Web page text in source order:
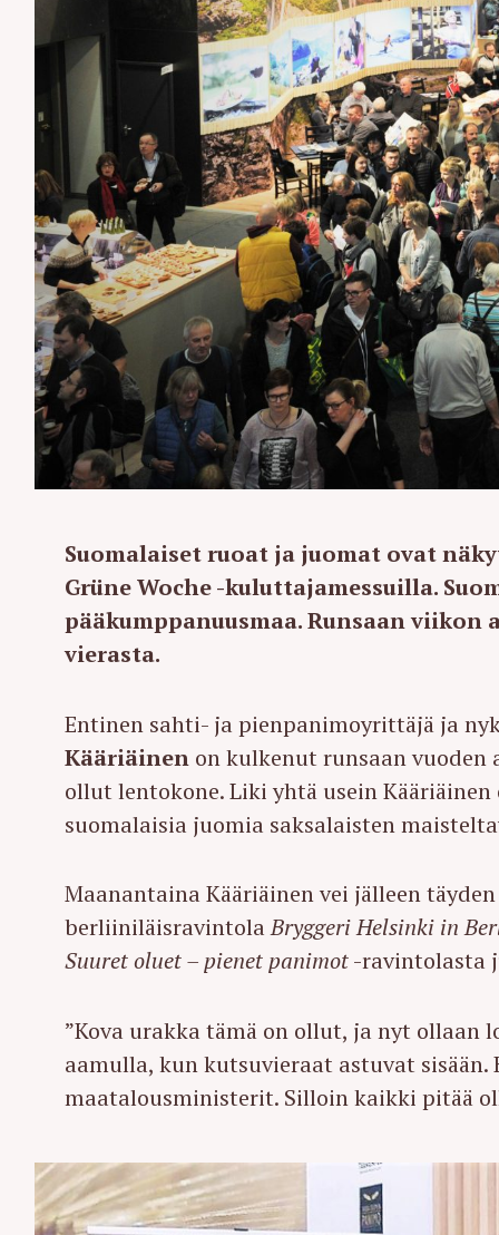
Suomalaiset ruoat ja juomat ovat
Grüne Woche -kuluttajamessuilla.
pääkumppanuusmaa. Runsaan
vierasta.
Entinen sahti- ja pienpanimoyrittäjä ja
Kääriäinen on kulkenut runsaan
ollut lentokone. Liki yhtä usein
suomalaisia juomia saksalaisten
Maanantaina Kääriäinen vei jälleen
berliiniläisravintolaBryggeri Helsinki in
Suuret oluet – pienet panimot-ravintolasta
”Kova urakka tämä on ollut, ja nyt ollaan
aamulla, kun kutsuvieraat astuvat sisään.
maatalousministerit. Silloin kaikki pitää